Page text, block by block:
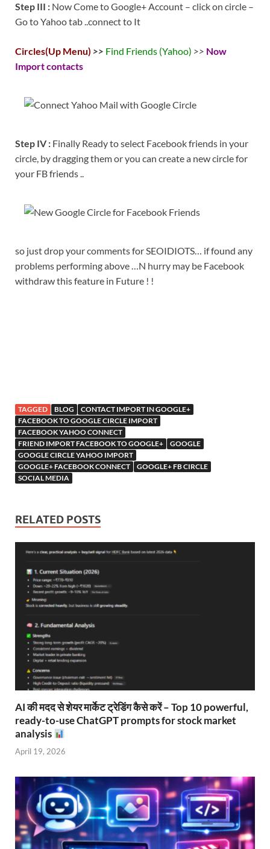
Step III : Now Come to Google+ Account – click on circle –
Go to Yahoo tab ..connect to It
Circles(Up Menu) >> Find Friends (Yahoo) >> Now
Import contacts
Step IV : Finally Ready to select Facebook friends in your
circle, by dragging them or you can create a new circle for
your FB friends ..
so just drop your comments for SEOIDIOTS… if found any
problems performing above …N hurry may be Facebook
withdraw this feature in Future ! !
TAGGED BLOG
CONTACT IMPORT IN GOOGLE+
FACEBOOK TO GOOGLE CIRCLE IMPORT
FACEBOOK YAHOO CONNECT
FRIEND IMPORT FACEBOOK TO GOOGLE+
GOOGLE
GOOGLE CIRCLE YAHOO IMPORT
GOOGLE+ FACEBOOK CONNECT
GOOGLE+ FB CIRCLE
SOCIAL MEDIA
RELATED POSTS
AI की मदद से शेयर मार्केट ट्रेडिंग कैसे करें – Top 10 powerful,
ready-to-use ChatGPT prompts for stock market
analysis
April 19, 2026